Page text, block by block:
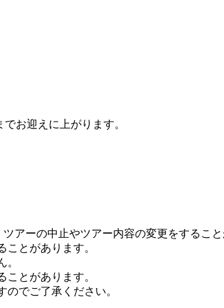
お迎えに上がります。
アーの中止やツアー内容の変更をすること
とがあります。
。
とがあります。
のでご了承ください。